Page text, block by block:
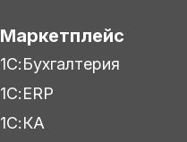
Маркетплейс
1С:Бухгалтерия
1С:ERP
1С:КА